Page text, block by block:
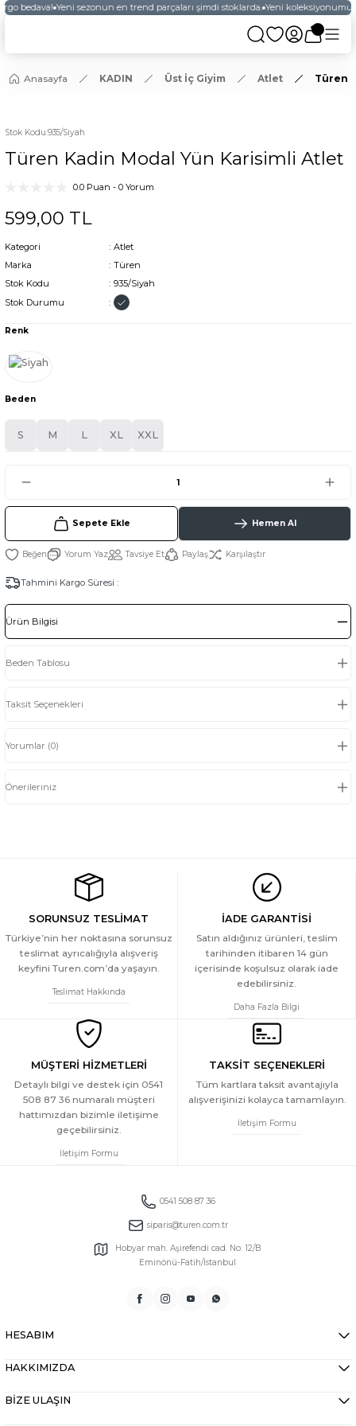
bedava! Yeni sezonun en trend parçaları şimdi stoklarda. Yeni
Anasayfa KADIN Üst İç Giyim Atlet Türen
Stok Kodu:935/Siyah
Türen Kadin Modal Yün Karisimli Atlet
0.0 Puan - 0 Yorum
599,00 TL
Kategori
Atlet
Marka
Türen
Stok Kodu
935/Siyah
Stok Durumu
Renk
Beden
S M L XL XXL
Sepete Ekle Hemen Al
Yorum Yaz Tavsiye Et Paylaş Karşılaştır
Tahmini Kargo Süresi :
Ürün Bilgisi
Beden Tablosu
Taksit Seçenekleri
Yorumlar (0)
Önerileriniz
SORUNSUZ TESLİMAT
Türkiye’nin her noktasına sorunsuz
teslimat ayrıcalığıyla alışveriş
keyfini Turen.com’da yaşayın.
Teslimat Hakkında
İADE GARANTİSİ
Satın aldığınız ürünleri, teslim
tarihinden itibaren 14 gün
içerisinde koşulsuz olarak iade
edebilirsiniz.
Daha Fazla Bilgi
MÜŞTERİ HİZMETLERİ
Detaylı bilgi ve destek için 0541
508 87 36 numaralı müşteri
hattımızdan bizimle iletişime
geçebilirsiniz.
İletişim Formu
TAKSİT SEÇENEKLERİ
Tüm kartlara taksit avantajıyla
alışverişinizi kolayca tamamlayın.
İletişim Formu
0541 508 87 36
siparis@turen.com.tr
Hobyar mah. Aşirefendi cad. No: 12/B
Eminönü-Fatih/İstanbul
HESABIM
HAKKIMIZDA
BİZE ULAŞIN